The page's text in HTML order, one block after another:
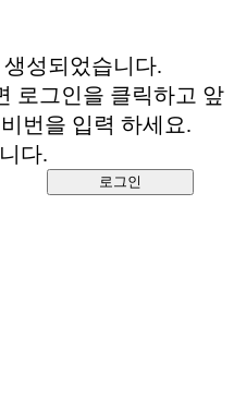
성되었습니다.
로그인을 클릭하고 앞
번을 입력 하세요.
다.
로그인